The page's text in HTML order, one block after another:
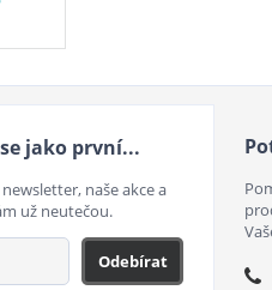
jako první...
naše akce a
už neutečou.
Odebírat